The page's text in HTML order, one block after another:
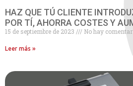
HAZ QUE TÚ CLIENTE
POR TÍ, AHORRA COSTES Y
15 de septiembre de 2023 No hay
Leer más »